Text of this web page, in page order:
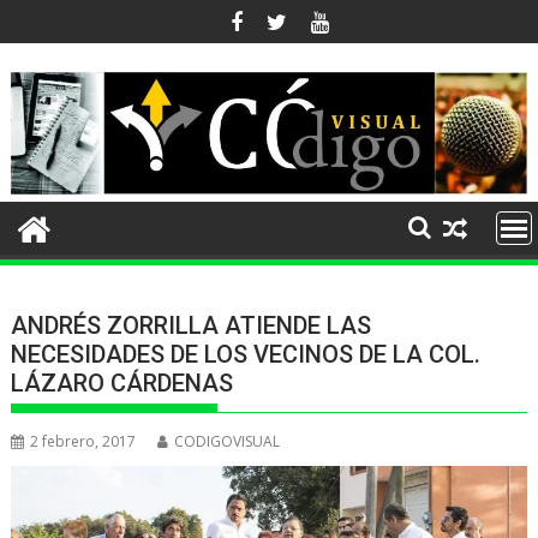
al
contenido
ANDRÉS ZORRILLA ATIENDE LAS
NECESIDADES DE LOS VECINOS DE LA COL.
LÁZARO CÁRDENAS
2 febrero, 2017 CODIGOVISUAL